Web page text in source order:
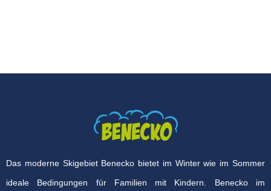
Das moderne Skigebiet Benecko bietet im Winter wie im Sommer
ideale Bedingungen für Familien mit Kindern. Benecko im